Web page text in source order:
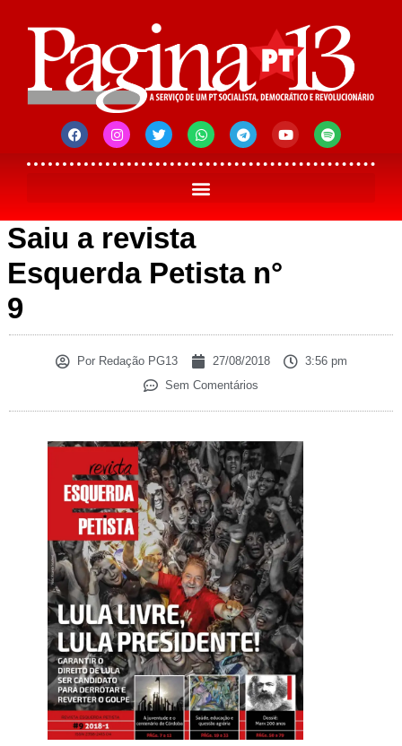
Saiu a revista
Esquerda Petista n°
9
PorRedação PG13 27/08/2018
3:56 pm
Sem Comentários